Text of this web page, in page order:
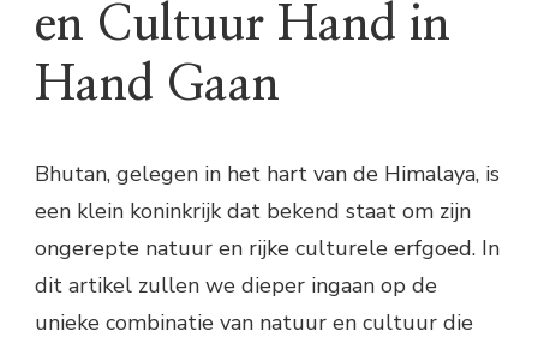
en Cultuur Hand in
Hand Gaan
Bhutan, gelegen in het hart van de Himalaya, is
een klein koninkrijk dat bekend staat om zijn
ongerepte natuur en rijke culturele erfgoed. In
dit artikel zullen we dieper ingaan op de
unieke combinatie van natuur en cultuur die